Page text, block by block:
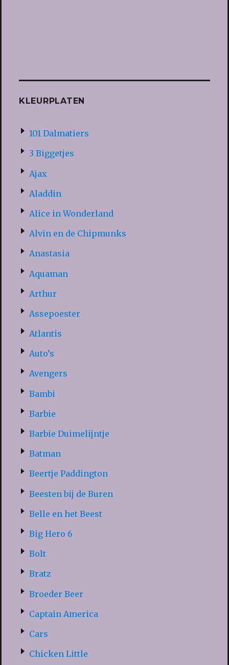
KLEURPLATEN
101 Dalmatiers
3 Biggetjes
Ajax
Aladdin
Alice in Wonderland
Alvin en de Chipmunks
Anastasia
Aquaman
Arthur
Assepoester
Atlantis
Auto’s
Avengers
Bambi
Barbie
Barbie Duimelijntje
Batman
Beertje Paddington
Beesten bij de Buren
Belle en het Beest
Big Hero 6
Bolt
Bratz
Broeder Beer
Captain America
Cars
Chicken Little